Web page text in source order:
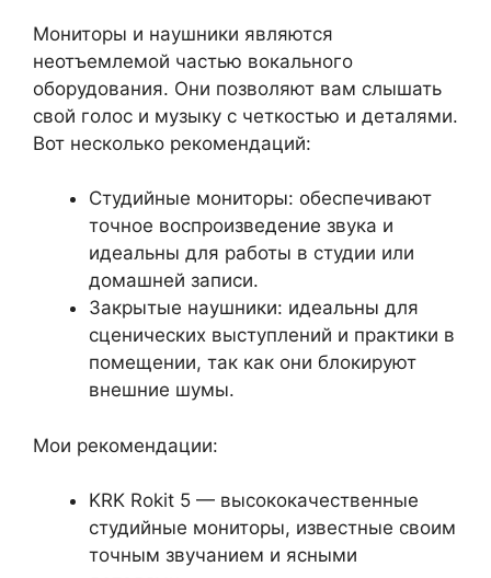
Мониторы и наушники являются
неотъемлемой частью вокального
оборудования. Они позволяют вам слышать
свой голос и музыку с четкостью и деталями.
Вот несколько рекомендаций:
Студийные мониторы: обеспечивают
точное воспроизведение звука и
идеальны для работы в студии или
домашней записи.
Закрытые наушники: идеальны для
сценических выступлений и практики в
помещении, так как они блокируют
внешние шумы.
Мои рекомендации:
KRK Rokit 5 — высококачественные
студийные мониторы, известные своим
точным звучанием и ясными